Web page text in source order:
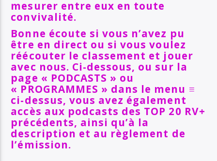
mesurer entre eux en toute
convivalité.
Bonne écoute si vous n’avez pu
être en direct ou si vous voulez
réécouter le classement et jouer
avec nous. Ci-dessous, ou sur la
page « PODCASTS » ou
« PROGRAMMES » dans le menu ≡
ci-dessus, vous avez également
accès aux podcasts des TOP 20 RV+
précédents, ainsi qu’à la
description et au règlement de
l’émission.